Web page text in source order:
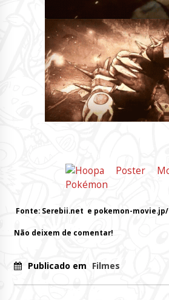
Fonte: Serebii.net e pokemon-movie.jp/
Não deixem de comentar!
Publicado em Filmes